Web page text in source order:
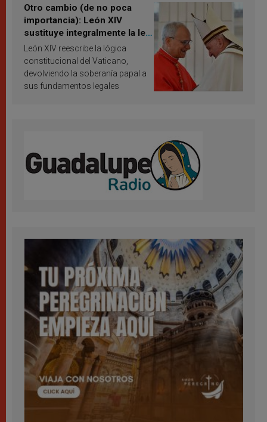
Otro cambio (de no poca
importancia): León XIV
sustituye integralmente la ley
vaticana de Papa Francisco
León XIV reescribe la lógica
constitucional del Vaticano,
devolviendo la soberanía papal a
sus fundamentos legales